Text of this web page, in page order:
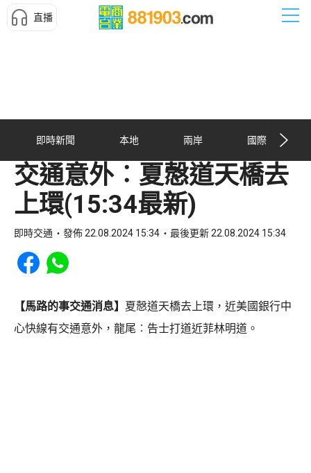
直播
即時新聞 本地 兩岸 國際
交通意外︰夏慤道天橋去
上環(15:34最新)
即時交通 發佈 22.08.2024 15:34 最後更新 22.08.2024 15:34
Share to Facebook
Share to WhatsApp
【馬路的事交通消息】 夏慤道天橋去上環，近美國銀行中
心快線有交通意外，龍尾︰告士打道近菲林明道。